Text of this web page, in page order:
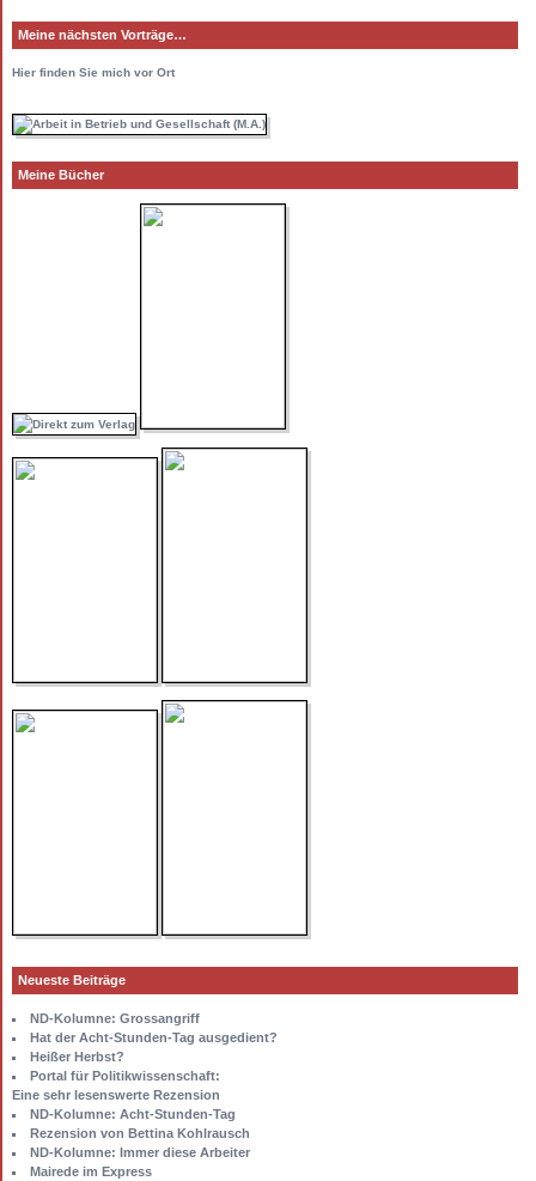
Meine nächsten Vorträge…
Hierfinden Sie mich vor Ort
Meine Bücher
Neueste Beiträge
ND-Kolumne: Grossangriff
Hat der Acht-Stunden-Tag ausgedient?
Heißer Herbst?
Portal für Politikwissenschaft:
Eine sehr lesenswerte Rezension
ND-Kolumne: Acht-Stunden-Tag
Rezension von Bettina Kohlrausch
ND-Kolumne: Immer diese Arbeiter
Mairede im Express